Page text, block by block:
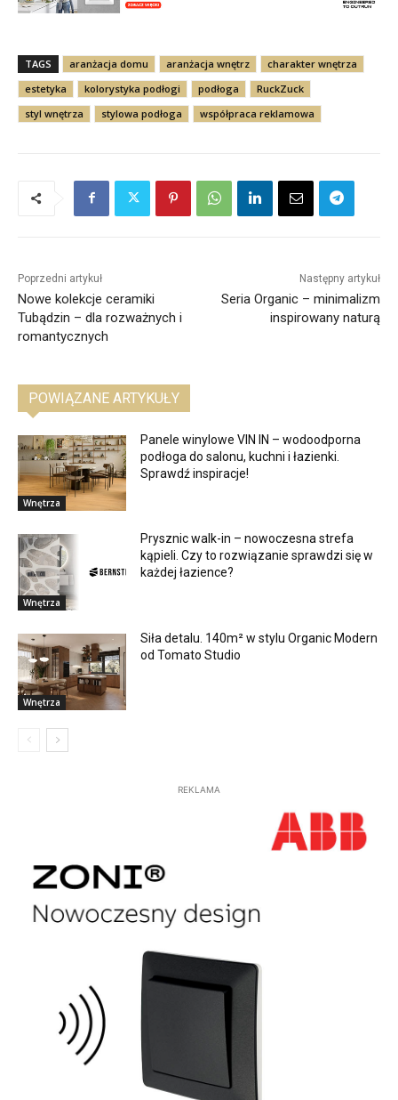
TAGS aranżacja domu aranżacja wnętrz
charakter wnętrza
estetyka
kolorystyka podłogi podłoga
RuckZuck
styl wnętrza
stylowa podłoga współpraca reklamowa
Poprzedni artykuł
Nowe kolekcje ceramiki
Tubądzin – dla rozważnych i
romantycznych
Następny artykuł
Seria Organic – minimalizm
inspirowany naturą
POWIĄZANE ARTYKUŁY
Wnętrza
Panele winylowe VIN IN – wodoodporna
podłoga do salonu, kuchni i łazienki.
Sprawdź inspiracje!
Wnętrza
Prysznic walk-in – nowoczesna strefa
kąpieli. Czy to rozwiązanie sprawdzi się w
każdej łazience?
Wnętrza
Siła detalu. 140m² w stylu Organic Modern
od Tomato Studio
REKLAMA